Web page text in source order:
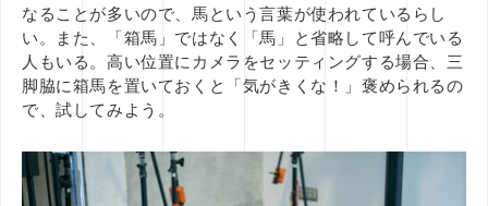
なることが多いので、馬という言葉が使われているらし
い。また、「箱馬」ではなく「馬」と省略して呼んでいる
人もいる。高い位置にカメラをセッティングする場合、三
脚脇に箱馬を置いておくと「気がきくな！」褒められるの
で、試してみよう。